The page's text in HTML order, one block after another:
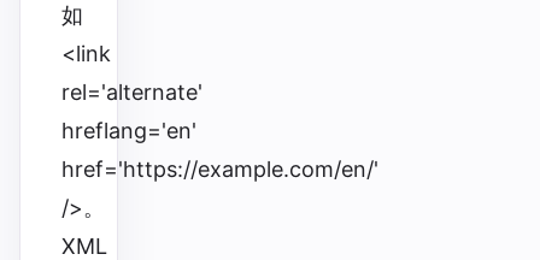
如
<link
rel='alternate'
hreflang='en'
href='https://example.com/en/'
/>。
XML